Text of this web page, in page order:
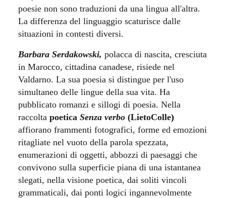
poesie non sono traduzioni da una lingua all'altra.
La differenza del linguaggio scaturisce dalle
situazioni in contesti diversi.
Barbara Serdakowski, polacca di nascita, cresciuta
in Marocco, cittadina canadese, risiede nel
Valdarno. La sua poesia si distingue per l'uso
simultaneo delle lingue della sua vita. Ha
pubblicato romanzi e sillogi di poesia. Nella
raccolta poetica Senza verbo (LietoColle)
affiorano frammenti fotografici, forme ed emozioni
ritagliate nel vuoto della parola spezzata,
enumerazioni di oggetti, abbozzi di paesaggi che
convivono sulla superficie piana di una istantanea
slegati, nella visione poetica, dai soliti vincoli
grammaticali, dai ponti logici ingannevolmente